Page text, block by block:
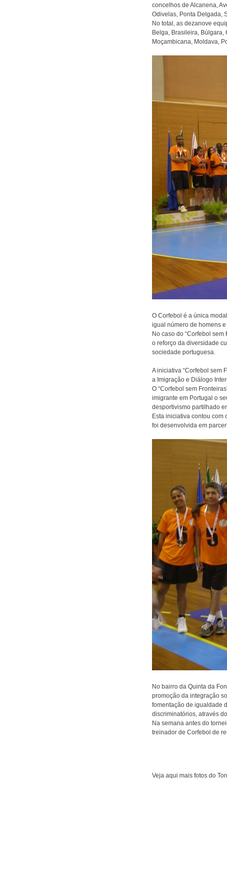
concelhos de Alcanena,
Odivelas, Ponta Delgada,
No total, as dezanove
Belga, Brasileira,
Moçambicana, Moldava,
O Corfebol é a única
igual número de homens
No caso do “Corfebol
o reforço da diversidade
sociedade portuguesa.
A iniciativa “Corfebol sem
a Imigração e Diálogo
O “Corfebol sem
imigrante em Portugal o
desportivismo partilhado
Esta iniciativa contou com
foi desenvolvida em
No bairro da Quinta da
promoção da integração
fomentação de igualdade
discriminatórios, através
Na semana antes do
treinador de Corfebol de
Veja aqui mais fotos do